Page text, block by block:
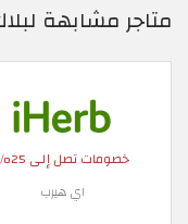
متاجر مشابهة
خصومات تصل إلى 25%
اي هيرب